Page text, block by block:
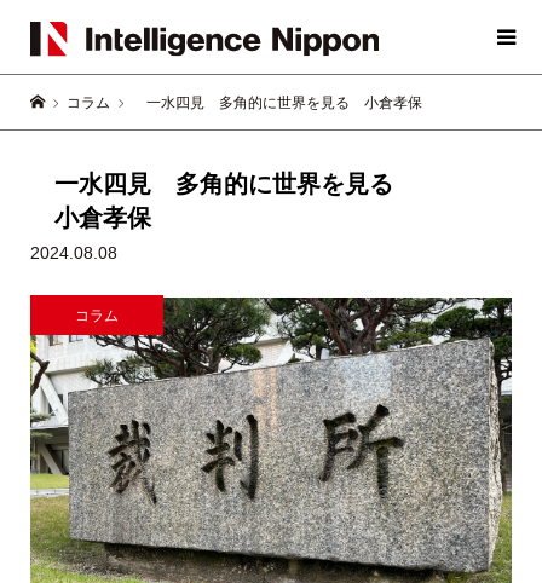
コラム 一水四見 多角的に世界を見る 小倉孝保
一水四見 多角的に世界を見る
小倉孝保
2024.08.08
コラム